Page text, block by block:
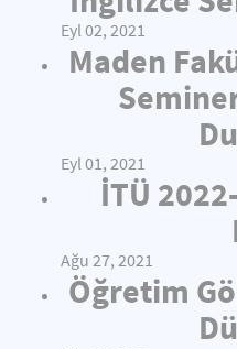
Eyl 02, 2021
Maden
Eyl 01, 2021
İTÜ
Ağu 27, 2021
Öğretim